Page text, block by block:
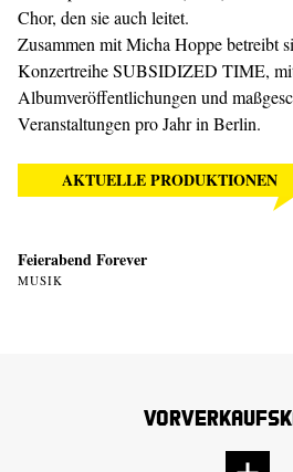
Chor, den sie auch leitet.
Zusammen mit Micha Hoppe betreibt
Konzertreihe SUBSIDIZED TIME,
Albumveröffentlichungen und
Veranstaltungen pro Jahr in Berlin.
AKTUELLE PRODUKTIONEN
Feierabend Forever
MUSIK